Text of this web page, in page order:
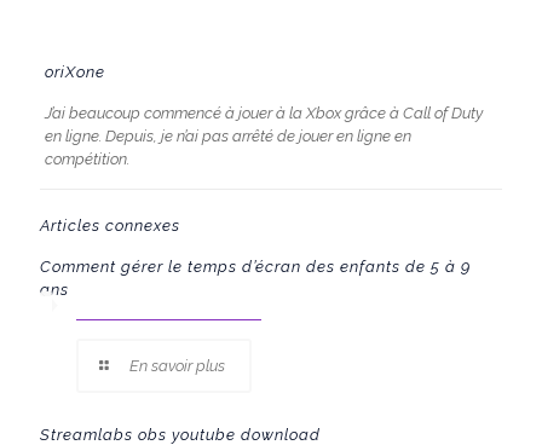
oriXone
J’ai beaucoup commencé à jouer à la Xbox grâce à Call of Duty
en ligne. Depuis, je n’ai pas arrêté de jouer en ligne en
compétition.
Articles connexes
Comment gérer le temps d’écran des enfants de 5 à 9
ans
En savoir plus
Streamlabs obs youtube download